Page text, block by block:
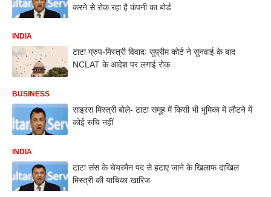
करने से रोक रहा है कंपनी का बोर्ड
INDIA
टाटा ग्रुप-मिस्त्री विवादः सुप्रीम कोर्ट ने सुनवाई के बाद
NCLAT के आदेश पर लगाई रोक
BUSINESS
साइरस मिस्त्री बोले- टाटा समूह में किसी भी भूमिका में लौटने में
कोई रुचि नहीं
INDIA
टाटा संस के चेयरमैन पद से हटाए जाने के खिलाफ दाखिल
मिस्त्री की याचिका खारिज